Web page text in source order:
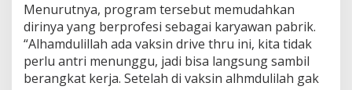
Menurutnya, program tersebut memudahkan
dirinya yang berprofesi sebagai karyawan pabrik.
“Alhamdulillah ada vaksin drive thru ini, kita tidak
perlu antri menunggu, jadi bisa langsung sambil
berangkat kerja. Setelah di vaksin alhmdulilah gak